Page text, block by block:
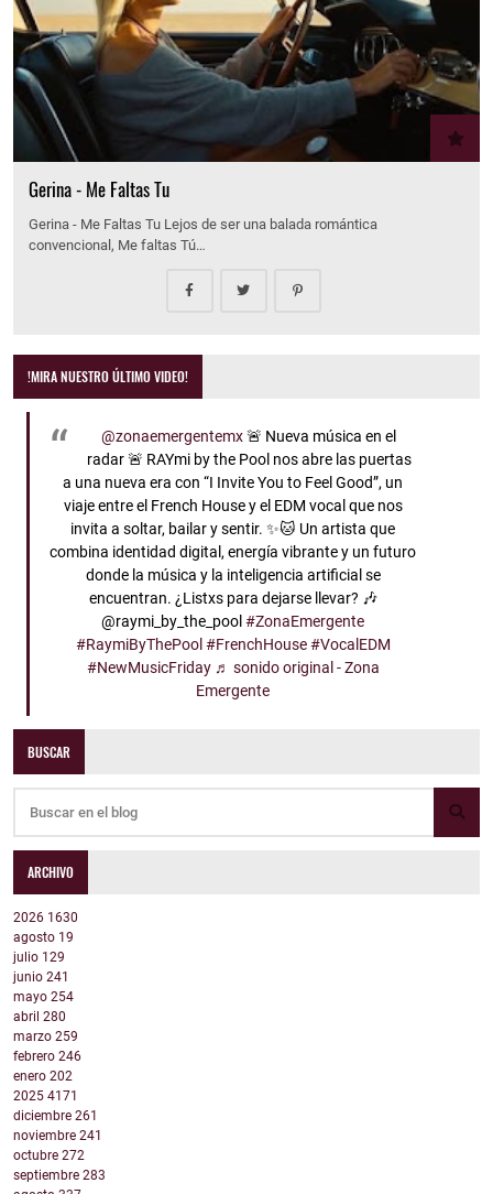
Gerina - Me Faltas Tu
Gerina - Me Faltas Tu Lejos de ser una balada romántica
convencional, Me faltas Tú…
!MIRA NUESTRO ÚLTIMO VIDEO!
@zonaemergentemx🚨 Nueva música en el
radar 🚨 RAYmi by the Pool nos abre las puertas
a una nueva era con “I Invite You to Feel Good”, un
viaje entre el French House y el EDM vocal que nos
invita a soltar, bailar y sentir. ✨🐱 Un artista que
combina identidad digital, energía vibrante y un futuro
donde la música y la inteligencia artificial se
encuentran. ¿Listxs para dejarse llevar? 🎶
@raymi_by_the_pool#ZonaEmergente
#RaymiByThePool #FrenchHouse #VocalEDM
#NewMusicFriday ♬ sonido original - Zona
Emergente
BUSCAR
ARCHIVO
2026 1630
agosto 19
julio 129
junio 241
mayo 254
abril 280
marzo 259
febrero 246
enero 202
2025 4171
diciembre 261
noviembre 241
octubre 272
septiembre 283